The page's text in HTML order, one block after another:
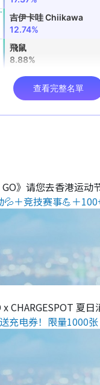
GO》请您去香港运动
💦＋竞技赛事💪＋
x CHARGESPOT 夏日
充电券！限量1000